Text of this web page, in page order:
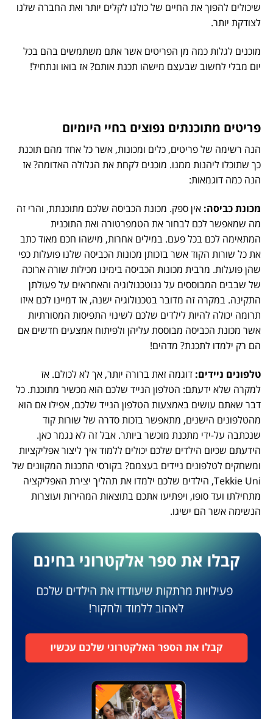
שיכולים להפוך את החיים של כולנו לקלים יותר ואת החברה שלנו
לצודקת יותר.
מוכנים לגלות כמה מן הפריטים אשר אתם משתמשים בהם בכל
יום מבלי לחשוב שבעצם מישהו תכנת אותם? אז בואו ונתחיל!
פריטים מתוכנתים נפוצים בחיי היומיום
הנה רשימה של פריטים, כלים ומכונות, אשר כל אחד מהם תוכנת
כך שתוכלו ליהנות ממנו. מוכנים לקחת את הגלולה האדומה? אז
הנה כמה דוגמאות:
מכונת כביסה: אין ספק. מכונת הכביסה שלכם מתוכנתת, והרי זה
מה שמאפשר לכם לבחור את הטמפרטורה ואת התוכנית
המתאימה לכם בכל פעם. במילים אחרות, מישהו חכם מאוד כתב
את כל שורות הקוד אשר בזכותן מכונות הכביסה שלנו פועלות כפי
שהן פועלות. מרבית מכונות הכביסה בימינו מכילות שורה ארוכה
של שבבים המבוססים על ננוטכנולוגיה והאחראים על פעולתן
התקינה. במקרה זה מדובר בטכנולוגיה ישנה, אז דמיינו לכם איזו
תרומה יכולה להיות לילדים שלכם לשינוי התפיסות המסורתיות
אשר מכונת הכביסה מבוססת עליהן ולפיתוח אמצעים חדשים אם
הם רק ילמדו לתכנת? מדהים!
טלפונים ניידים: דוגמה זאת ברורה יותר, אך לא לכולם. אז
למקרה שלא ידעתם: הטלפון הנייד שלכם הוא מכשיר מתוכנת. כל
דבר שאתם עושים באמצעות הטלפון הנייד שלכם, אפילו אם הוא
מהטלפונים הישנים, מתאפשר בזכות סדרה של שורות קוד
שנכתבה על-ידי מתכנת מוכשר ביותר. אבל זה לא נגמר כאן.
הידעתם שכיום הילדים שלכם יכולים ללמוד איך ליצור אפליקציות
ומשחקים לטלפונים ניידים בעצמם? בקורסי התכנות המקוונים של
Tekkie Uni, הילדים שלכם ילמדו את תהליך יצירת האפליקציה
מתחילתו ועד סופו, ויפתיעו אתכם בתוצאות המהירות ועוצרות
הנשימה אשר הם ישיגו.